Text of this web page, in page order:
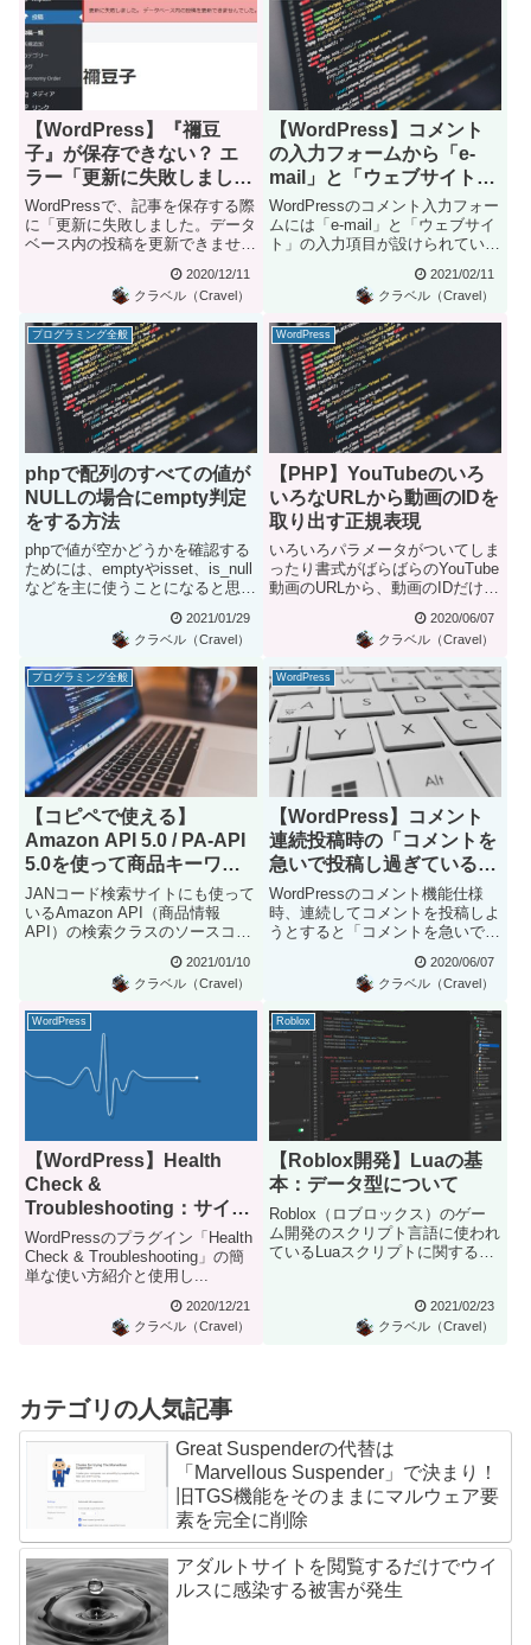
【WordPress】『禰󠄀豆
子』が保存できない？ エ
ラー「更新に失敗しまし
た。データベース内の投稿
を更新できませんでし
た。」の対処方法
WordPressで、記事を保存する際
に「更新に失敗しました。データ
ベース内の投稿を更新できません
2020/12/11
クラベル（Cravel）
【WordPress】コメント
の入力フォームから「e-
mail」と「ウェブサイト」
を削除する
WordPressのコメント入力フォー
ムには「e-mail」と「ウェブサイ
ト」の入力項目が設けられていま
2021/02/11
クラベル（Cravel）
プログラミング全般
phpで配列のすべての値が
NULLの場合にempty判定
をする方法
phpで値が空かどうかを確認する
ためには、emptyやisset、is_null
などを主に使うことになると思い
2021/01/29
クラベル（Cravel）
WordPress
【PHP】YouTubeのいろ
いろなURLから動画のIDを
取り出す正規表現
いろいろパラメータがついてしま
ったり書式がばらばらのYouTube
動画のURLから、動画のIDだけを
2020/06/07
クラベル（Cravel）
プログラミング全般
【コピペで使える】
Amazon API 5.0 / PA-API
5.0を使って商品キーワー
ド検索を行うPHPクラスサ
ンプルコード
JANコード検索サイトにも使って
いるAmazon API（商品情報
API）の検索クラスのソースコー
2021/01/10
クラベル（Cravel）
WordPress
【WordPress】コメント
連続投稿時の「コメントを
急いで投稿し過ぎているよ
うです。もう少しゆっくり
お願いします」メッセージ
を削除する
WordPressのコメント機能仕様
時、連続してコメントを投稿しよ
うとすると「コメントを急いで投
2020/06/07
クラベル（Cravel）
WordPress
【WordPress】Health
Check &
Troubleshooting：サイト
管理者＆開発者必須の便利
なトラブルシューティング
プラグイン
WordPressのプラグイン「Health
Check & Troubleshooting」の簡
単な使い方紹介と使用し...
2020/12/21
クラベル（Cravel）
Roblox
【Roblox開発】Luaの基
本：データ型について
Roblox（ロブロックス）のゲー
ム開発のスクリプト言語に使われ
ているLuaスクリプトに関する解
2021/02/23
クラベル（Cravel）
カテゴリの人気記事
Great Suspenderの代替は
「Marvellous Suspender」で決まり！
旧TGS機能をそのままにマルウェア要
素を完全に削除
アダルトサイトを閲覧するだけでウイ
ルスに感染する被害が発生